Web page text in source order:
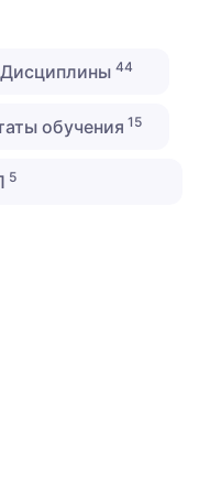
Дисциплины 44
обучения 15
5